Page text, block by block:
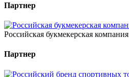
Партнер
Российская букмекерская компания
Партнер